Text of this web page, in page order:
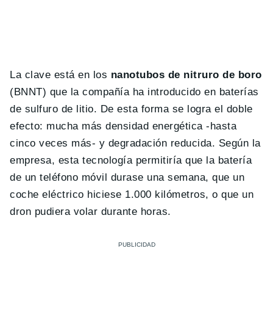
La clave está en los nanotubos de nitruro de boro
(BNNT) que la compañía ha introducido en baterías
de sulfuro de litio. De esta forma se logra el doble
efecto: mucha más densidad energética -hasta
cinco veces más- y degradación reducida. Según la
empresa, esta tecnología permitiría que la batería
de un teléfono móvil durase una semana, que un
coche eléctrico hiciese 1.000 kilómetros, o que un
dron pudiera volar durante horas.